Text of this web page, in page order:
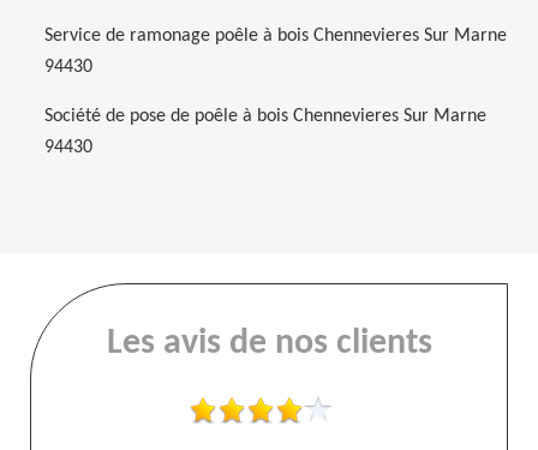
Service de ramonage poêle à bois Chennevieres Sur Marne
94430
Société de pose de poêle à bois Chennevieres Sur Marne
94430
Les avis de nos clients